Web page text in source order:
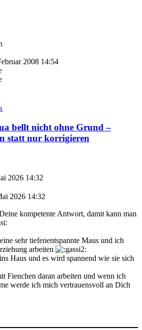
2008 14:54
bellt nicht ohne Grund –
statt nur korrigieren
2026 14:32
2026 14:32
kompetente Antwort, damit kann man
sehr tiefenentspannte Maus und ich
arbeiten
Haus und es wird spannend wie sie sich
Fienchen daran arbeiten und wenn ich
werde ich mich vertrauensvoll an Dich